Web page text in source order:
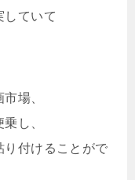
していて
場、
し、
り付けることがで